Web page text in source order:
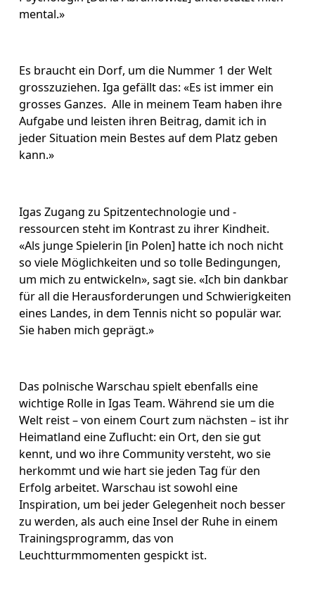
mental.»
Es braucht ein Dorf, um die Nummer 1 der Welt
grosszuziehen. Iga gefällt das: «Es ist immer ein
grosses Ganzes.  Alle in meinem Team haben ihre
Aufgabe und leisten ihren Beitrag, damit ich in
jeder Situation mein Bestes auf dem Platz geben
kann.»
Igas Zugang zu Spitzentechnologie und -
ressourcen steht im Kontrast zu ihrer Kindheit.
«Als junge Spielerin [in Polen] hatte ich noch nicht
so viele Möglichkeiten und so tolle Bedingungen,
um mich zu entwickeln», sagt sie. «Ich bin dankbar
für all die Herausforderungen und Schwierigkeiten
eines Landes, in dem Tennis nicht so populär war.
Sie haben mich geprägt.»
Das polnische Warschau spielt ebenfalls eine
wichtige Rolle in Igas Team. Während sie um die
Welt reist – von einem Court zum nächsten – ist ihr
Heimatland eine Zuflucht: ein Ort, den sie gut
kennt, und wo ihre Community versteht, wo sie
herkommt und wie hart sie jeden Tag für den
Erfolg arbeitet. Warschau ist sowohl eine
Inspiration, um bei jeder Gelegenheit noch besser
zu werden, als auch eine Insel der Ruhe in einem
Trainingsprogramm, das von
Leuchtturmmomenten gespickt ist.